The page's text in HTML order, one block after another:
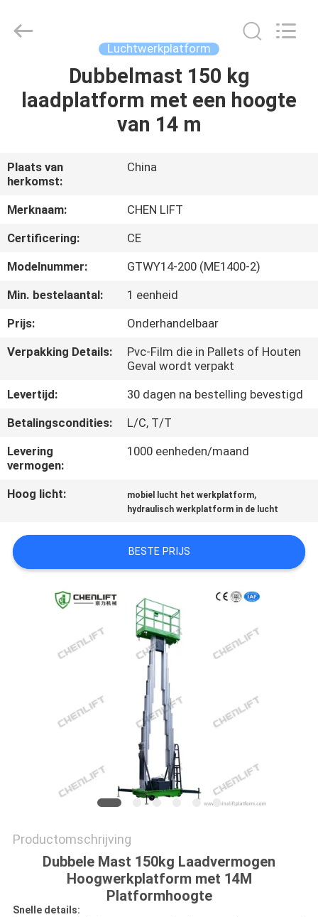
OVER
ONS
FABRIEKSTOCHT
KWALITEITSCONTROLE
NEEM
CONTACT
ONS
OP
NIEUWS
EEN
OFFERTE
SITEMAP
PRIVACYBELEID
LTD.
Luchtwerkplatform
Dubbelmast 150 kg
laadplatform met een hoogte
van 14 m
Plaats van
herkomst:
China
Merknaam:
CHEN LIFT
Certificering:
CE
Modelnummer:
GTWY14-200 (ME1400-2)
Min. bestelaantal:
1 eenheid
Prijs:
Onderhandelbaar
Verpakking Details:
Pvc-Film die in Pallets of Houten
Geval wordt verpakt
Levertijd:
30 dagen na bestelling bevestigd
Betalingscondities:
L/C, T/T
Levering
vermogen:
1000 eenheden/maand
Hoog licht: mobiel lucht het werkplatform,
hydraulisch werkplatform in de lucht
BESTE PRIJS
Productomschrijving
Dubbele Mast 150kg Laadvermogen
Hoogwerkplatform met 14M
Platformhoogte
Snelle details: